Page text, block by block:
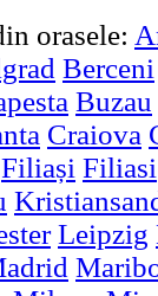
orasele:
Berceni
Buzau
Craiova
Filiași Filiasi
Leipzig